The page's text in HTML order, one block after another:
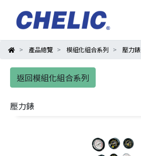
產品總覽 模組化組合系列 壓力錶
返回模組化組合系列
壓力錶